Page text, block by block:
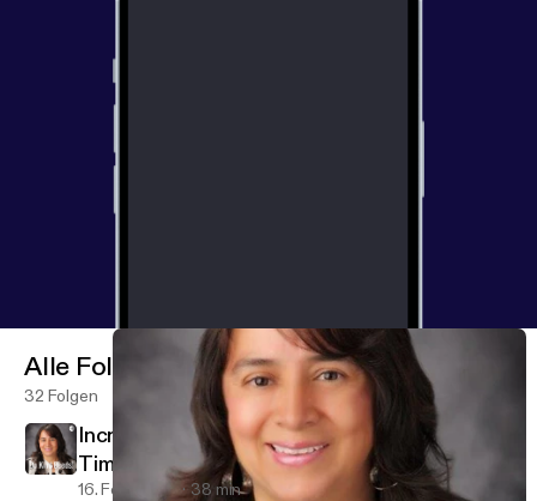
Alle Folgen
32 Folgen
Incredible Years-L#1-#2-Season 2-Special
Time!
16. Feb. 2020 38 min